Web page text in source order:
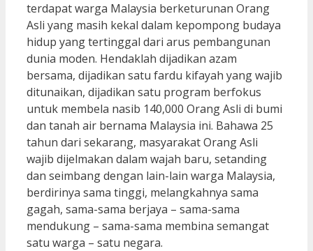
terdapat warga Malaysia berketurunan Orang
Asli yang masih kekal dalam kepompong budaya
hidup yang tertinggal dari arus pembangunan
dunia moden. Hendaklah dijadikan azam
bersama, dijadikan satu fardu kifayah yang wajib
ditunaikan, dijadikan satu program berfokus
untuk membela nasib 140,000 Orang Asli di bumi
dan tanah air bernama Malaysia ini. Bahawa 25
tahun dari sekarang, masyarakat Orang Asli
wajib dijelmakan dalam wajah baru, setanding
dan seimbang dengan lain-lain warga Malaysia,
berdirinya sama tinggi, melangkahnya sama
gagah, sama-sama berjaya – sama-sama
mendukung – sama-sama membina semangat
satu warga – satu negara.